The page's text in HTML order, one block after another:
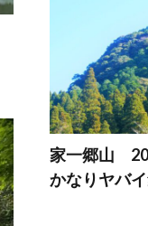
家一郷山
かなりヤバ